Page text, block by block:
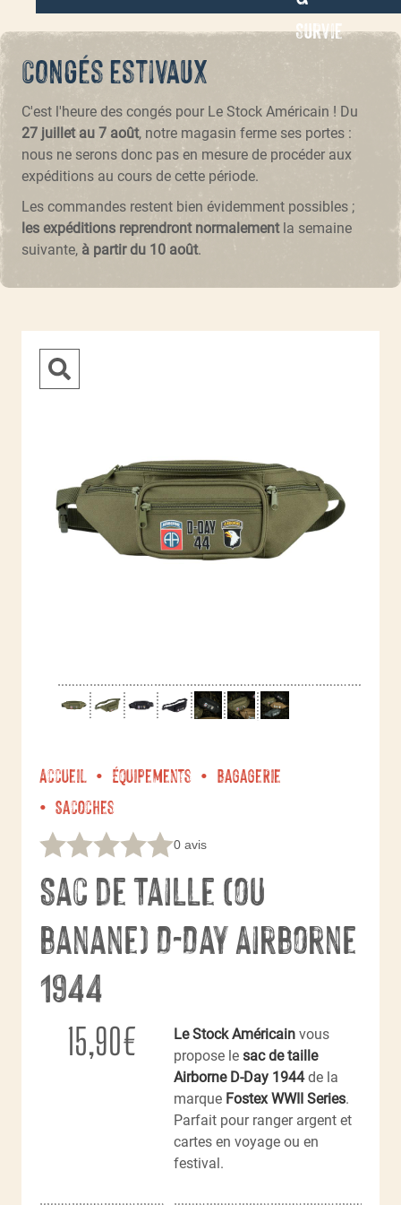
Survie
Congés estivaux
C'est l'heure des congés pour Le Stock Américain ! Du
27 juillet au 7 août, notre magasin ferme ses portes :
nous ne serons donc pas en mesure de procéder aux
expéditions au cours de cette période.
Les commandes restent bien évidemment possibles ;
les expéditions reprendront normalementla semaine
suivante, à partir du 10 août.
Accueil Équipements
Bagagerie
Sacoches
0 avis
Sac de Taille (ou
banane) D-Day Airborne
1944
15,90€ Le Stock Américain vous
propose le sac de taille
Airborne D-Day 1944de la
marque Fostex WWII Series.
Parfait pour ranger argent et
cartes en voyage ou en
festival.